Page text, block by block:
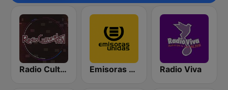
Radio Cultural TGN Emisoras Unidas Radio Viva